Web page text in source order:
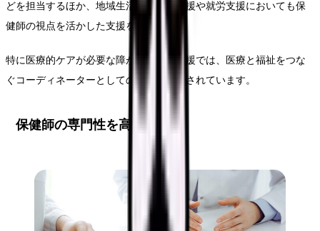
どを担当するほか、地域生活への移行支援や就労支援においても保
健師の視点を活かした支援を行います。
特に医療的ケアが必要な障がい者への支援では、医療と福祉をつな
ぐコーディネーターとしての役割が期待されています。
保健師の専門性を高める方法